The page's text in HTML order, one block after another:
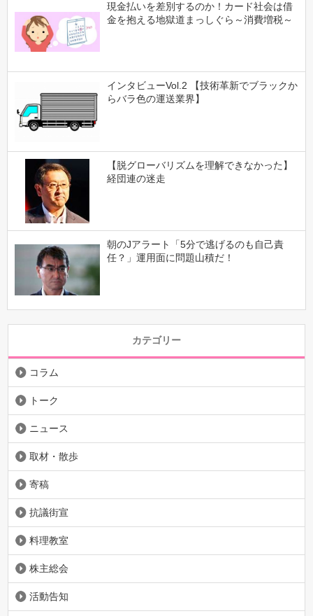
現金払いを差別するのか！カード社会は借
金を抱える地獄道まっしぐら～消費増税～
インタビューVol.2 【技術革新でブラックか
らバラ色の運送業界】
【脱グローバリズムを理解できなかった】
経団連の迷走
朝のJアラート「5分で逃げるのも自己責
任？」運用面に問題山積だ！
カテゴリー
コラム
トーク
ニュース
取材・散歩
寄稿
抗議街宣
料理教室
株主総会
活動告知